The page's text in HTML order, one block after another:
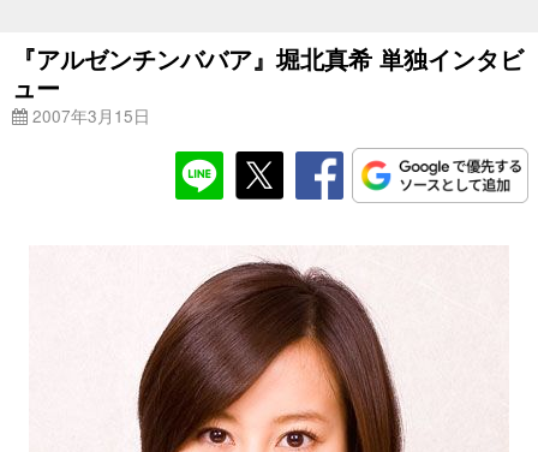
『アルゼンチンババア』堀北真希 単独インタビ
ュー
2007年3月15日